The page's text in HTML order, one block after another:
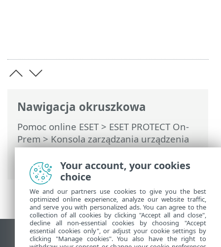
Nawigacja okruszkowa
Pomoc online ESET> ESET PROTECT On-
Prem>Konsola zarządzania urządzenia
wirtualnego ESET PROTECT>
Przywracanie bazy danych
Wyświetl witrynę internetową dla
Your account, your cookies
choice
We and our partners use cookies to give you the best
optimized online experience, analyze our website traffic,
and serve you with personalized ads. You can agree to the
collection of all cookies by clicking "Accept all and close",
decline all non-essential cookies by choosing "Accept
essential cookies only", or adjust your cookie settings by
clicking "Manage cookies". You also have the right to